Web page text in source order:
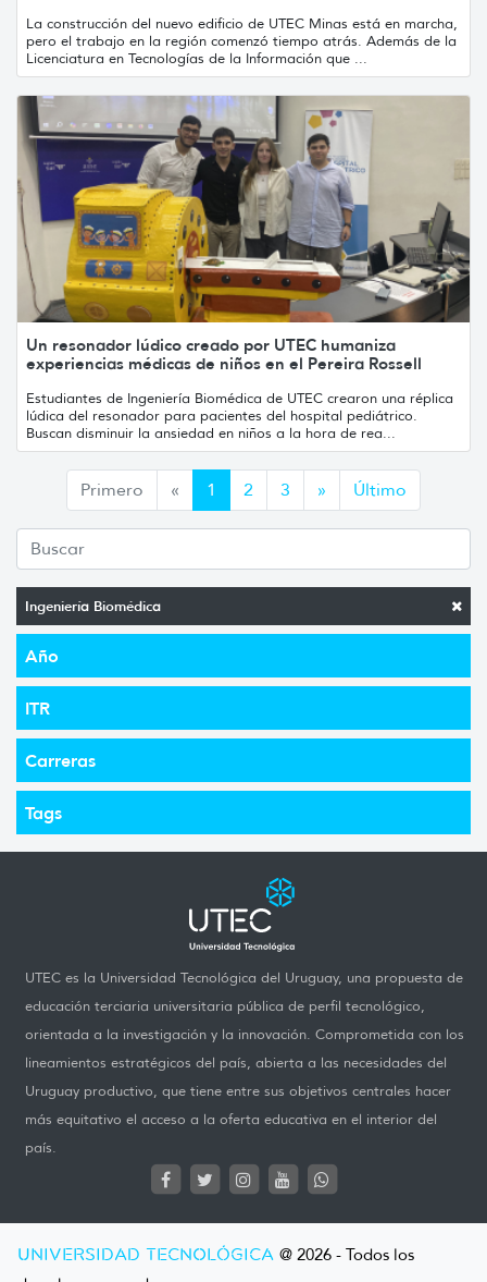
Ingeniería Biomédica
Año
ITR
Carreras
Tags
La construcción del nuevo edificio de UTEC Minas está en marcha,
pero el trabajo en la región comenzó tiempo atrás. Además de la
Licenciatura en Tecnologías de la Información que ...
Un resonador lúdico creado por UTEC humaniza
experiencias médicas de niños en el Pereira Rossell
Estudiantes de Ingeniería Biomédica de UTEC crearon una réplica
lúdica del resonador para pacientes del hospital pediátrico.
Buscan disminuir la ansiedad en niños a la hora de rea...
Primero « Anterior
1 2 3 » Siguiente
Último
UTEC es la Universidad Tecnológica del Uruguay, una propuesta de
educación terciaria universitaria pública de perfil tecnológico,
orientada a la investigación y la innovación. Comprometida con los
lineamientos estratégicos del país, abierta a las necesidades del
Uruguay productivo, que tiene entre sus objetivos centrales hacer
más equitativo el acceso a la oferta educativa en el interior del
país.
UNIVERSIDAD TECNOLÓGICA @ 2026 - Todos los